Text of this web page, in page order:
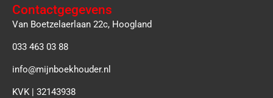
Contactgegevens
Van Boetzelaerlaan 22c, Hoogland
033 463 03 88
info@mijnboekhouder.nl
KVK | 32143938